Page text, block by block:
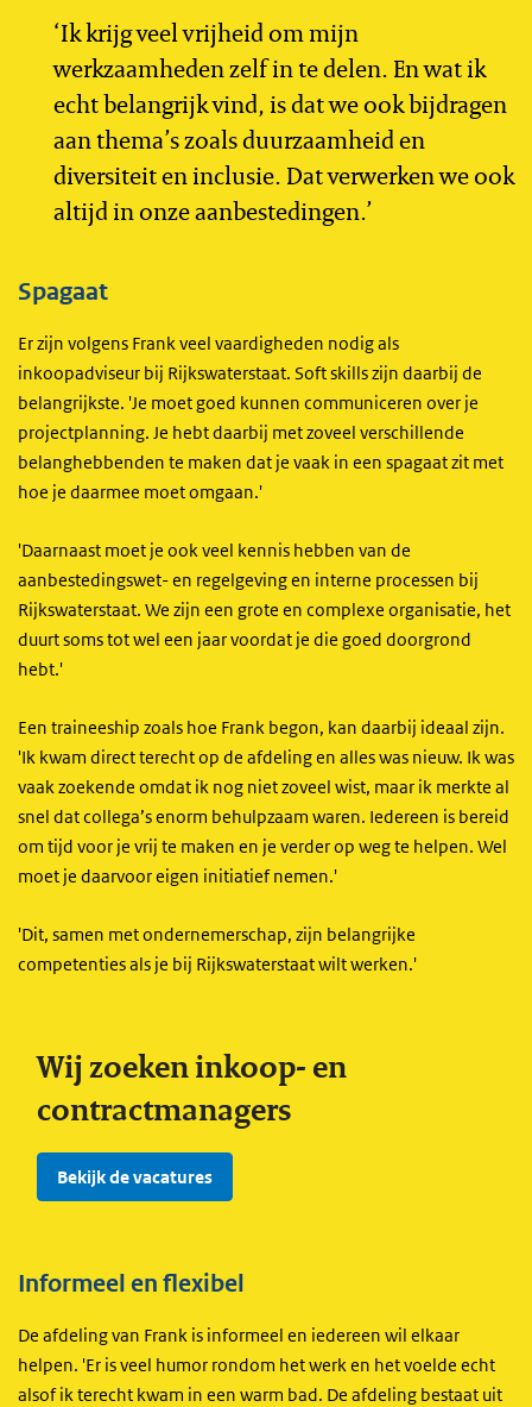
‘Ik krijg veel vrijheid om mijn
werkzaamheden zelf in te delen. En wat ik
echt belangrijk vind, is dat we ook bijdragen
aan thema’s zoals duurzaamheid en
diversiteit en inclusie. Dat verwerken we ook
altijd in onze aanbestedingen.’
Spagaat
Er zijn volgens Frank veel vaardigheden nodig als
inkoopadviseur bij Rijkswaterstaat. Soft skills zijn daarbij de
belangrijkste. 'Je moet goed kunnen communiceren over je
projectplanning. Je hebt daarbij met zoveel verschillende
belanghebbenden te maken dat je vaak in een spagaat zit met
hoe je daarmee moet omgaan.'
'Daarnaast moet je ook veel kennis hebben van de
aanbestedingswet- en regelgeving en interne processen bij
Rijkswaterstaat. We zijn een grote en complexe organisatie, het
duurt soms tot wel een jaar voordat je die goed doorgrond
hebt.'
Een traineeship zoals hoe Frank begon, kan daarbij ideaal zijn.
'Ik kwam direct terecht op de afdeling en alles was nieuw. Ik was
vaak zoekende omdat ik nog niet zoveel wist, maar ik merkte al
snel dat collega’s enorm behulpzaam waren. Iedereen is bereid
om tijd voor je vrij te maken en je verder op weg te helpen. Wel
moet je daarvoor eigen initiatief nemen.'
'Dit, samen met ondernemerschap, zijn belangrijke
competenties als je bij Rijkswaterstaat wilt werken.'
Wij zoeken inkoop- en
contractmanagers
Bekijk de vacatures
Informeel en flexibel
De afdeling van Frank is informeel en iedereen wil elkaar
helpen. 'Er is veel humor rondom het werk en het voelde echt
alsof ik terecht kwam in een warm bad. De afdeling bestaat uit